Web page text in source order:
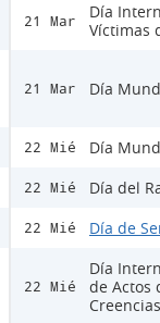
21 Mar
Día
Víctimas
21 Mar Día
22 Mié Día
22 Mié Día del
22 Mié Día de
22 Mié
Día
de Actos
Creencias